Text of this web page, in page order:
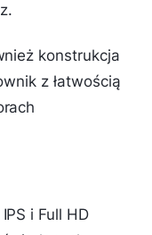
konstrukcja
z łatwością
i Full HD